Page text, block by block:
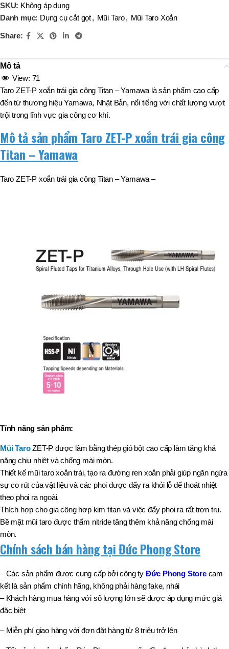
SKU: Không áp dụng
Danh mục: Dụng cụ cắt gọt, Mũi Taro, Mũi Taro Xoắn
Share:
Mô tả
View: 71
Taro ZET-P xoắn trái gia công Titan – Yamawa là sản phẩm cao cấp
đến từ thương hiệu Yamawa, Nhật Bản, nổi tiếng với chất lượng vượt
trội trong lĩnh vực gia công cơ khí.
Mô tả sản phẩm Taro ZET-P xoắn trái gia công
Titan – Yamawa
Taro ZET-P xoắn trái gia công Titan – Yamawa –
Tính năng sản phẩm:
Mũi TaroZET-P được làm bằng thép gió bột cao cấp làm tăng khả
năng chịu nhiệt và chống mài mòn.
Thiết kế mũi taro xoắn trái, tạo ra đường ren xoắn phải giúp ngăn ngừa
sự co rút của vật liệu và các phoi được đẩy ra khỏi lỗ để thoát nhiệt
theo phoi ra ngoài.
Thích hợp cho gia công hơp kim titan và việc đẩy phoi ra rất trơn tru.
Bề mặt mũi taro được thấm nitride tăng thêm khả năng chống mài
mòn.
Chính sách bán hàng tại Đức Phong Store
– Các sản phẩm được cung cấp bởi công ty Đức Phong Storecam
kết là sản phẩm chính hãng, không phải hàng fake, nhái
– Khách hàng mua hàng với số lượng lớn sẽ được áp dụng mức giá
đặc biệt
– Miễn phí giao hàng với đơn đặt hàng từ 8 triệu trở lên